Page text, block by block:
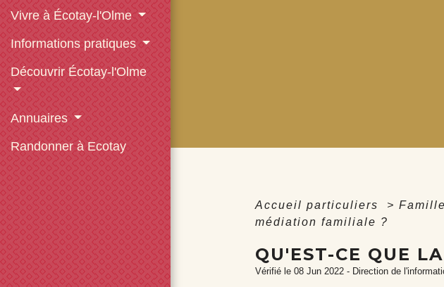
Vivre à Écotay-l'Olme
Informations pratiques
Découvrir Écotay-l'Olme
Annuaires
Randonner à Ecotay
Accueil particuliers >
médiation familiale ?
QU'EST-CE QUE
Vérifié le 08 Jun 2022 - Direction de